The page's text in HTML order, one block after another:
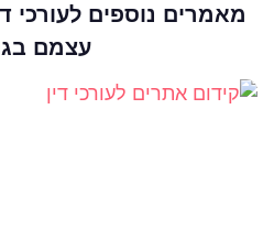
מאמרים נוספים לעורכי
עצמם